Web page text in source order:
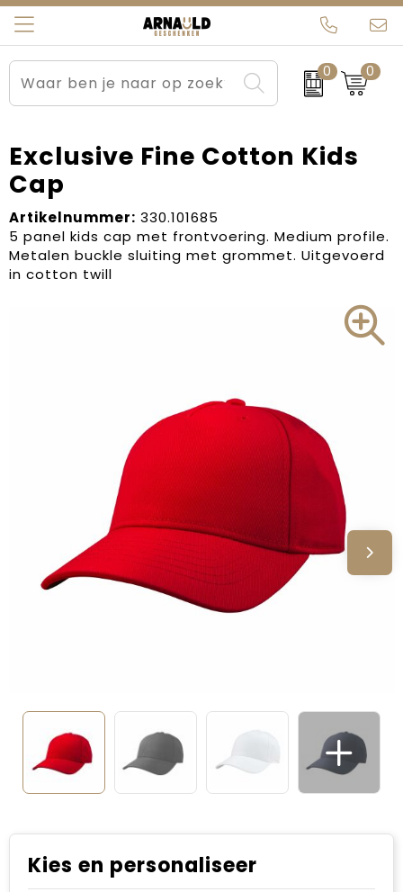
0 0
Relatiegeschenken
Sportkleding
Werkkleding
Kleding en textiel
Tassen
Beurs en Evenementen
Brievenbuspakketten
Carnaval
Dag van de Zorg
Kerstartikelen
Verjaardagen
Voetbal, EK en WK
Voor de bouw
Zomergeschenken
Arnauld Kerstpakketten
MijnEigenKadootje
Ons team
Contact
Blogs
Exclusive Fine Cotton Kids
Cap
Artikelnummer: 330.101685
5 panel kids cap met frontvoering. Medium profile.
Metalen buckle sluiting met grommet. Uitgevoerd
in cotton twill
Kies en personaliseer